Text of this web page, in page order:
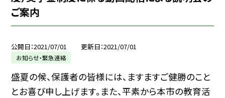
ご案内
公開日 2021/07/01 更新日 2021/07/01
お知らせ・緊急連絡
盛夏の候、保護者の皆様には、ますますご健勝のこと
とお喜び申し上げます。また、平素から本市の教育活